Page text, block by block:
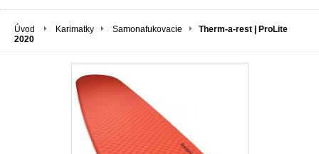
Úvod Karimatky Samonafukovacie
Therm-a-rest | ProLite
2020